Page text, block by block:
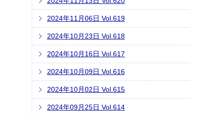
2024年11月06日 Vol.619
2024年10月23日 Vol.618
2024年10月16日 Vol.617
2024年10月09日 Vol.616
2024年10月02日 Vol.615
2024年09月25日 Vol.614